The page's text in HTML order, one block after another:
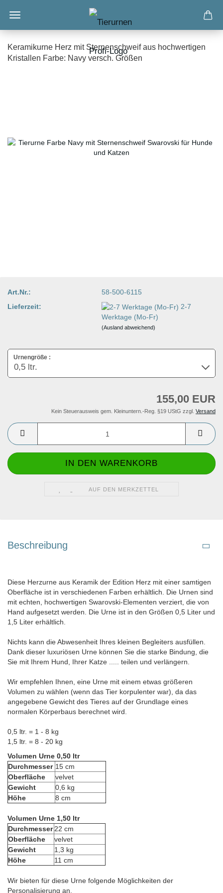
Keramikurne Herz mit Sternenschweif aus hochwertigen
Kristallen Farbe: Navy versch. Größen
Art.Nr.:
58-500-6115
Lieferzeit:
2-7
Werktage (Mo-Fr)
(Ausland abweichend)
Urnengröße :
155,00 EUR
Kein Steuerausweis gem. Kleinuntern.-Reg. §19 UStG zzgl. Versand
AUF DEN MERKZETTEL
Beschreibung
Diese Herzurne aus Keramik der Edition Herz mit einer samtigen
Oberfläche ist in verschiedenen Farben erhältlich. Die Urnen sind
mit echten, hochwertigen Swarovski-Elementen verziert, die von
Hand aufgesetzt werden. Die Urne ist in den Größen 0,5 Liter und
1,5 Liter erhältlich.
Nichts kann die Abwesenheit Ihres kleinen Begleiters ausfüllen.
Dank dieser luxuriösen Urne können Sie die starke Bindung, die
Sie mit Ihrem Hund, Ihrer Katze ..... teilen und verlängern.
Wir empfehlen Ihnen, eine Urne mit einem etwas größeren
Volumen zu wählen (wenn das Tier korpulenter war), da das
angegebene Gewicht des Tieres auf der Grundlage eines
normalen Körperbaus berechnet wird.
0,5 ltr. = 1 - 8 kg
1,5 ltr. = 8 - 20 kg
Volumen Urne 0,50 ltr
Durchmesser 15 cm
Oberfläche
velvet
Gewicht
0,6 kg
Höhe
8 cm
Volumen Urne 1,50 ltr
Durchmesser22 cm
Oberfläche
velvet
Gewicht
1,3 kg
Höhe
11 cm
Wir bieten für diese Urne folgende Möglichkeiten der
Personalisierung an.